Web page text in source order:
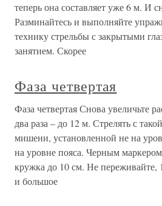
теперь она составляет уже 6 м. И
Разминайтесь и выполняйте
технику стрельбы с закрытыми
занятием. Скорее
Фаза четвертая
Фаза четвертая Снова увеличьте
два раза – до 12 м. Стрелять с
мишени, установленной не на
на уровне пояса. Черным
кружка до 10 см. Не переживайте,
и большое